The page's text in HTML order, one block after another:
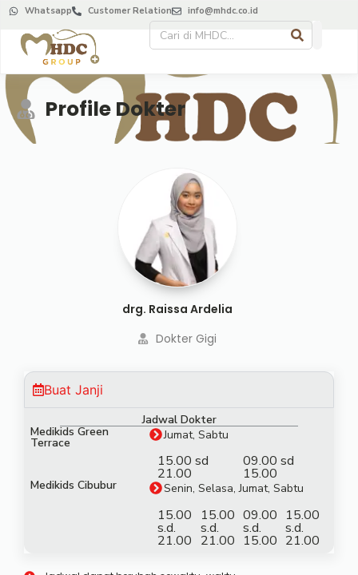
Whatsapp Customer Relation info@mhdc.co.id
Profile Dokter
drg. Raissa Ardelia
Dokter Gigi
Buat Janji
Jadwal Dokter
Medikids Green
Terrace
Jumat, Sabtu
15.00 sd
21.00
09.00 sd
15.00
Medikids Cibubur Senin, Selasa, Jumat, Sabtu
15.00
s.d.
21.00
15.00
s.d.
21.00
09.00
s.d.
15.00
15.00
s.d.
21.00